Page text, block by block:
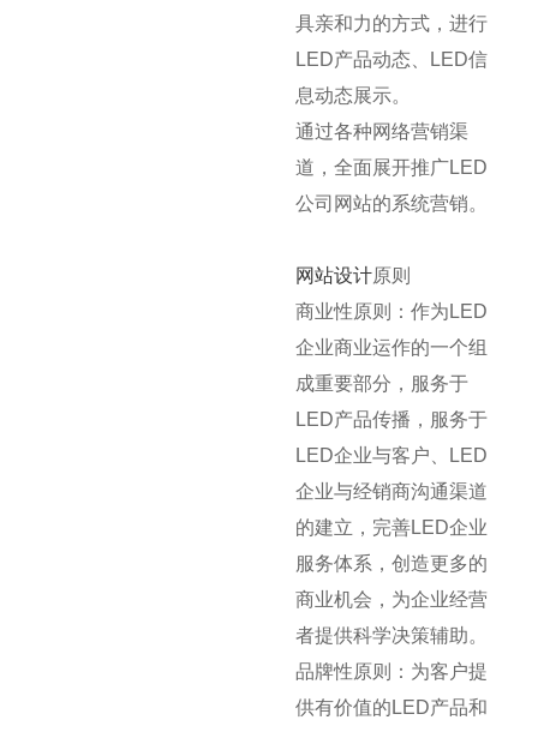
具亲和力的方式，进行
LED产品动态、LED信
息动态展示。
通过各种网络营销渠
道，全面展开推广LED
公司网站的系统营销。
网站设计原则
商业性原则：作为LED
企业商业运作的一个组
成重要部分，服务于
LED产品传播，服务于
LED企业与客户、LED
企业与经销商沟通渠道
的建立，完善LED企业
服务体系，创造更多的
商业机会，为企业经营
者提供科学决策辅助。
品牌性原则：为客户提
供有价值的LED产品和